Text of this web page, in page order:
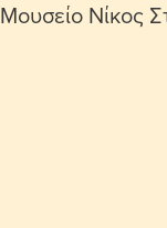
Μουσείο Νίκος